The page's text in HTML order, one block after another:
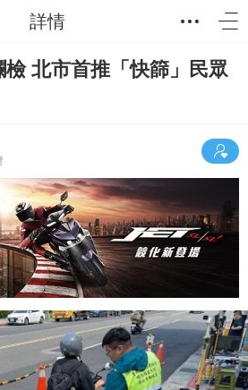
詳情
北市首推「快篩」民眾